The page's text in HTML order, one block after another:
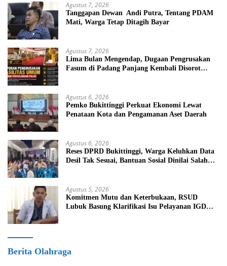
Agustus 7, 2026
Tanggapan Dewan Andi Putra, Tentang PDAM
Mati, Warga Tetap Ditagih Bayar
Agustus 7, 2026
Lima Bulan Mengendap, Dugaan Pengrusakan
Fasum di Padang Panjang Kembali Disorot
Agustus 6, 2026
Pemko Bukittinggi Perkuat Ekonomi Lewat
Penataan Kota dan Pengamanan Aset Daerah
Agustus 6, 2026
Reses DPRD Bukittinggi, Warga Keluhkan Data
Desil Tak Sesuai, Bantuan Sosial Dinilai Salah
Agustus 5, 2026
Komitmen Mutu dan Keterbukaan, RSUD
Lubuk Basung Klarifikasi Isu Pelayanan IGD
Berita Olahraga